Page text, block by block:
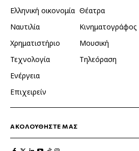
Ελληνική οικονομία
Ναυτιλία
Χρηματιστήριο
Τεχνολογία
Ενέργεια
Επιχειρείν
Θέατρα
Κινηματογράφος
Μουσική
Τηλεόραση
ΑΚΟΛΟΥΘΗΣΤΕ ΜΑΣ